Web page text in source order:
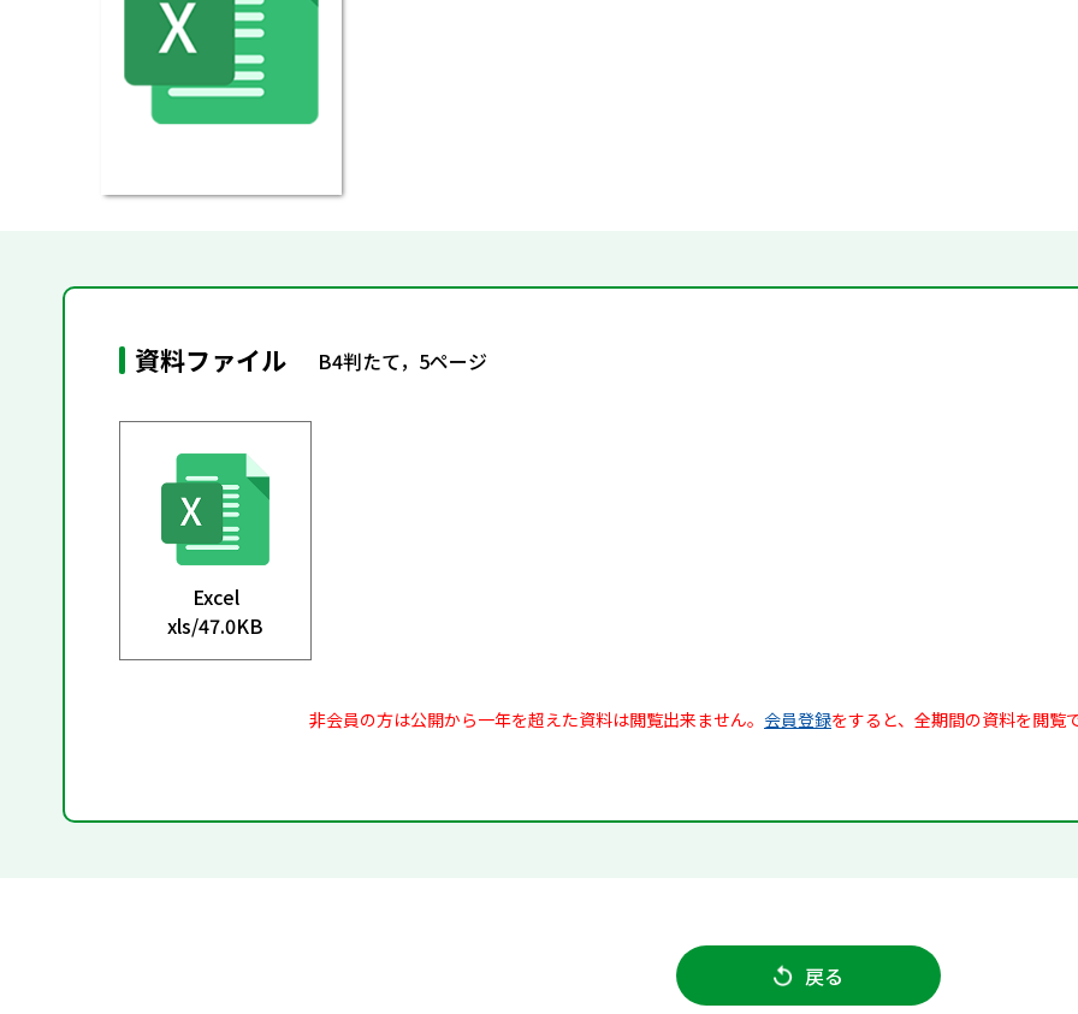
資料ファイル B4判たて，5ページ
Excel
xls/47.0KB
非会員の方は公開から一年を超えた資料は閲覧出来ません。 会員登録をすると、全期間の資料を閲覧
戻る